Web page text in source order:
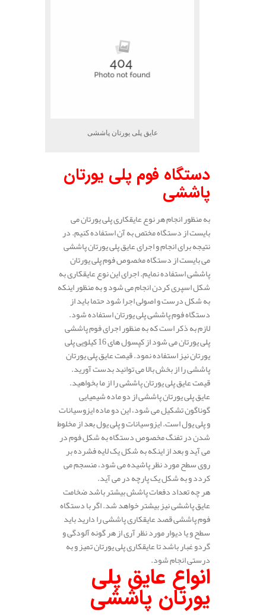
عایق پلی یورتان پاششی
دستگاه فوم پلی یورتان
پاششی
به منظور انجام هر نوع عایقکاری پلی یورتان می
بایست از دستگاه مختص به آن استفاده کنیم. در
نتیجه برای انجام و اجرای عایق پلی یورتان پاششی
می بایست از دستگاه مخصوص فوم پلی یورتان
پاششی استفاده نمایم. اجرای این نوع عایقکاری به
شکل اسپری کردن انجام می شود و به منظور اینکه
به شکل درست و اصولی اجرا شود حتما باید از
دستگاه فوم پاششی پلی یورتان استفاده شود.
لازم به ذکر است که به منظور اجرای فوم پاششی
پلی یورتان می شود از کپسول های 16 کیلویی پلی
یورتان نیز استفاده نمود. قیمت عایق پلی یورتان
پاششی را از بخش بالا می توانید بدست آورید.
قیمت عایق پلی یورتان پاششی را از ما بخواهید.
عایق پلی یورتان پاششی از دو ماده شیمیایی
گوناگون تشکیل می شود، این دو ماده ایزوسیانات
و پلی یول است. ایزوسیانات و پلی یول بعد از مخلوط
شدن در تفنگ مخصوص دستگاه به شکل فوم در
می آید و بعد از اینکه به شکل یک لایه فشرده بر
روی سطح مورد نظر پاشیده می شود، منسجم می
کردد و به شکل یک پارچه در می آید.
هر چه تعداد دفعات پاشش بیشتر باشد ضخامت
عایق پاششی نیز بیشتر خواهد شد. اگر با دستگاه
فوم پاششی قصد عایقکاری پاششی را دارید باید
سطح و یا دیوار مورد نظر آری از هر گونه آلودگی و
گردو غبار باشد تا عایقکاری پلی یورتان تمیز و به
درستی انجام شود.
انواع عایق پلی
یورتان پاششی